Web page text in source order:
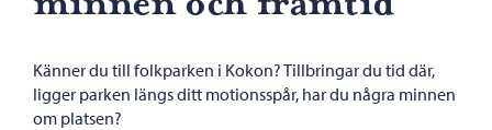
Känner du till folkparken i Kokon? Tillbringar du tid där,
ligger parken längs ditt motionsspår, har du några minnen
om platsen?